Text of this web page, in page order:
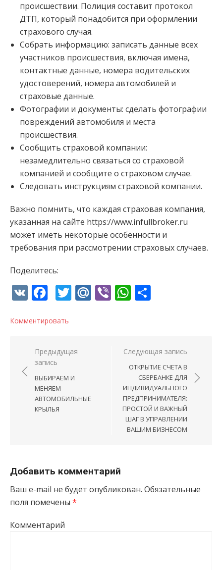
происшествии. Полиция составит протокол
ДТП, который понадобится при оформлении
страхового случая.
Собрать информацию: записать данные всех
участников происшествия, включая имена,
контактные данные, номера водительских
удостоверений, номера автомобилей и
страховые данные.
Фотографии и документы: сделать фотографии
повреждений автомобиля и места
происшествия.
Сообщить страховой компании:
незамедлительно связаться со страховой
компанией и сообщите о страховом случае.
Следовать инструкциям страховой компании.
Важно помнить, что каждая страховая компания,
указанная на сайте https://www.infullbroker.ru
может иметь некоторые особенности и
требования при рассмотрении страховых случаев.
Поделитесь:
VK Facebook
Twitter
Mail.Ru
ViberWhatsApp
Комментировать
Навигация по записям
Предыдущая
запись
ВЫБИРАЕМ И
МЕНЯЕМ
АВТОМОБИЛЬНЫЕ
КРЫЛЬЯ
Следующая запись
ОТКРЫТИЕ СЧЕТА В
СБЕРБАНКЕ ДЛЯ
ИНДИВИДУАЛЬНОГО
ПРЕДПРИНИМАТЕЛЯ:
ПРОСТОЙ И ВАЖНЫЙ
ШАГ В УПРАВЛЕНИИ
ВАШИМ БИЗНЕСОМ
Добавить комментарий
Ваш e-mail не будет опубликован. Обязательные
поля помечены *
Комментарий